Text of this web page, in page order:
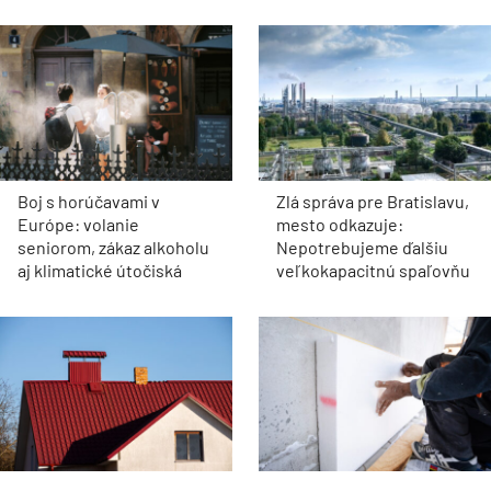
Boj s horúčavami v
Európe: volanie
seniorom, zákaz alkoholu
aj klimatické útočiská
Zlá správa pre Bratislavu,
mesto odkazuje:
Nepotrebujeme ďalšiu
veľkokapacitnú spaľovňu